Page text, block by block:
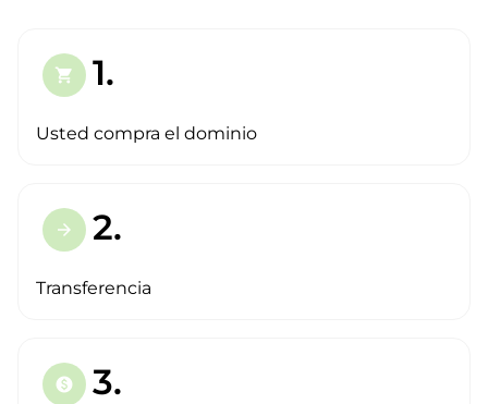
shopping_cart 1.
Usted compra el dominio
arrow_forward 2.
Transferencia
paid 3.